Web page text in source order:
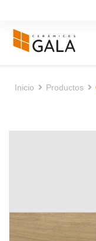
Inicio Productos